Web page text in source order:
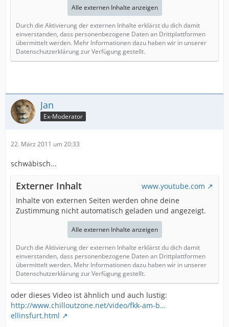
Alle externen Inhalte anzeigen
Durch die Aktivierung der externen Inhalte erklärst du dich damit
einverstanden, dass personenbezogene Daten an Drittplattformen
übermittelt werden. Mehr Informationen dazu haben wir in unserer
Datenschutzerklärung zur Verfügung gestellt.
Jan
Ex-Moderator
22. März 2011 um 20:33
schwäbisch...
Externer Inhalt
www.youtube.com
Inhalte von externen Seiten werden ohne deine
Zustimmung nicht automatisch geladen und angezeigt.
Alle externen Inhalte anzeigen
Durch die Aktivierung der externen Inhalte erklärst du dich damit
einverstanden, dass personenbezogene Daten an Drittplattformen
übermittelt werden. Mehr Informationen dazu haben wir in unserer
Datenschutzerklärung zur Verfügung gestellt.
oder dieses Video ist ähnlich und auch lustig:
http://www.chilloutzone.net/video/fkk-am-b…
ellinsfurt.html